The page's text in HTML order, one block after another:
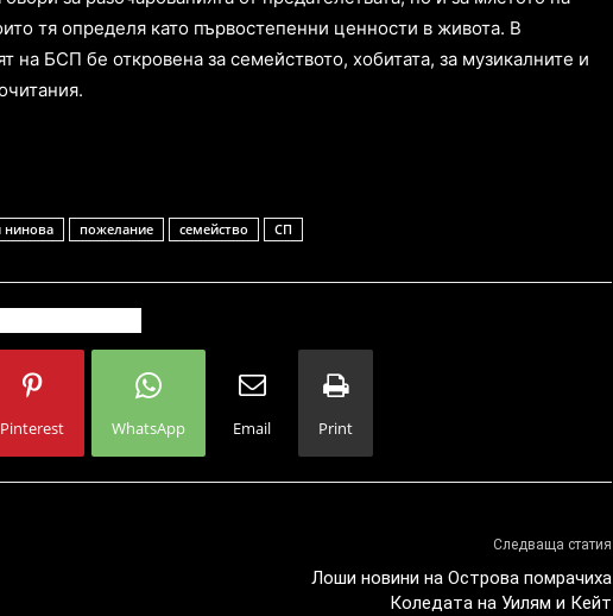
тя определя като първостепенни ценности в живота. В
на БСП бе откровена за семейството, хобитата, за музикалните и
нинова пожелание семейство СП
Pinterest WhatsApp Email Print
Следваща статия
Лоши новини на Острова помрачиха
Коледата на Уилям и Кейт